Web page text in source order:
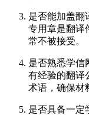
是否能加盖翻
专用章是翻译
常不被接受。
是否熟悉学信
有经验的翻译
术语，确保材
是否具备一定